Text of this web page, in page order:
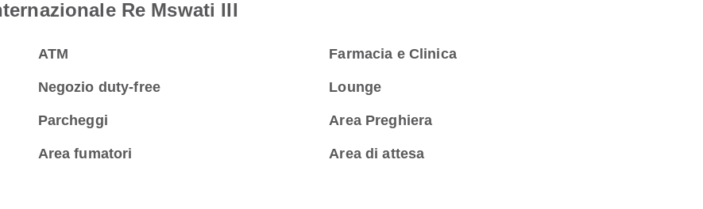
Re Mswati III
ATM Farmacia e Clinica
Negozio duty-free Lounge
Parcheggi Area Preghiera
Area fumatori Area di attesa